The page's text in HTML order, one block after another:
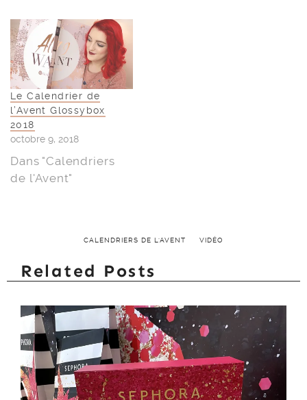
Le Calendrier de
l’Avent Glossybox
2018
octobre 9, 2018
Dans "Calendriers
de l'Avent"
CALENDRIERS DE L'AVENT VIDÉO
Related Posts